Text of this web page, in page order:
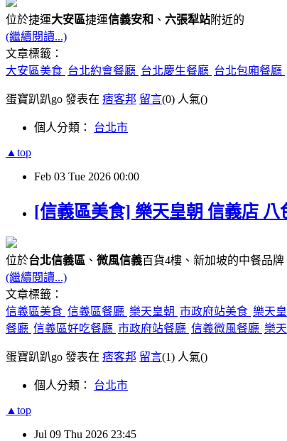
位於捷運大安區捷運信義安和 、 六張犁站附近的
(繼續閱讀...)
文章標籤：
大安區美食 台北約會餐廳 台北慶生餐廳 台北包廂餐廳
蛋寶趴趴go 發表在 痞客邦 留言(0) 人氣()
個人分類： 台北市
▲top
Feb 03 Tue 2026 00:00
[信義區美食] 樂天皇朝 信義店 八
位於台北信義區 、 微風信義百貨4樓、新加坡的中餐品牌
(繼續閱讀...)
文章標籤：
信義區美食 信義區餐廳 樂天皇朝 市政府站美食 樂天
餐廳 信義區好吃餐廳 市政府站餐廳 信義微風餐廳 樂
蛋寶趴趴go 發表在 痞客邦 留言(1) 人氣()
個人分類： 台北市
▲top
Jul 09 Thu 2026 23:45